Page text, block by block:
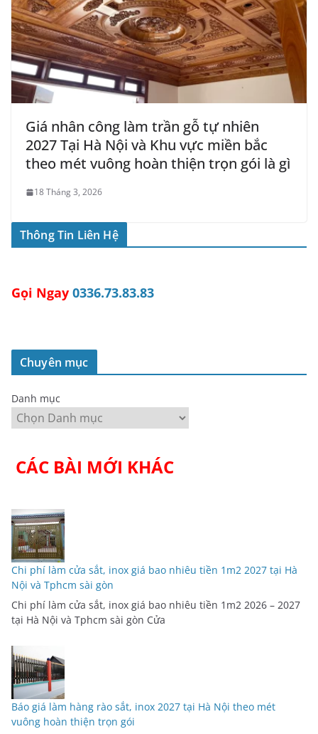
Giá nhân công làm trần gỗ tự nhiên
2027 Tại Hà Nội và Khu vực miền bắc
theo mét vuông hoàn thiện trọn gói là gì
18 Tháng 3, 2026
Thông Tin Liên Hệ
Gọi Ngay 0336.73.83.83
Chuyên mục
Danh mục
CÁC BÀI MỚI KHÁC
Chi phí làm cửa sắt, inox giá bao nhiêu tiền 1m2 2027 tại Hà
Nội và Tphcm sài gòn
Chi phí làm cửa sắt, inox giá bao nhiêu tiền 1m2 2026 – 2027
tại Hà Nội và Tphcm sài gòn Cửa
Báo giá làm hàng rào sắt, inox 2027 tại Hà Nội theo mét
vuông hoàn thiện trọn gói